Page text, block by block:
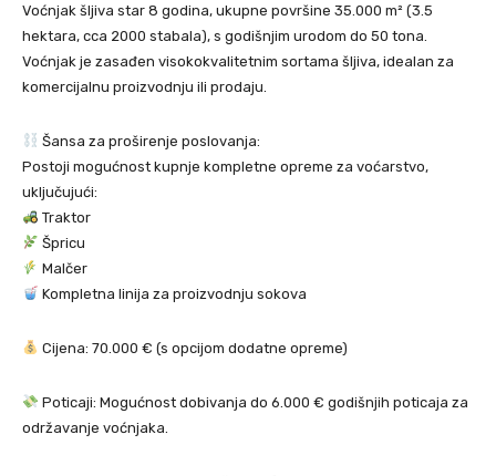
Voćnjak šljiva star 8 godina, ukupne površine 35.000 m² (3.5
hektara, cca 2000 stabala), s godišnjim urodom do 50 tona.
Voćnjak je zasađen visokokvalitetnim sortama šljiva, idealan za
komercijalnu proizvodnju ili prodaju.
Šansa za proširenje poslovanja:
Postoji mogućnost kupnje kompletne opreme za voćarstvo,
uključujući:
Traktor
Špricu
Malčer
Kompletna linija za proizvodnju sokova
Cijena: 70.000 € (s opcijom dodatne opreme)
Poticaji: Mogućnost dobivanja do 6.000 € godišnjih poticaja za
održavanje voćnjaka.